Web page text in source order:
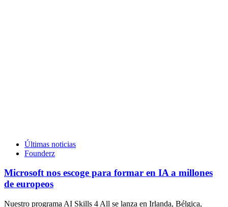
Últimas noticias
Founderz
Microsoft nos escoge para formar en IA a millones
de europeos
Nuestro programa AI Skills 4 All se lanza en Irlanda, Bélgica,